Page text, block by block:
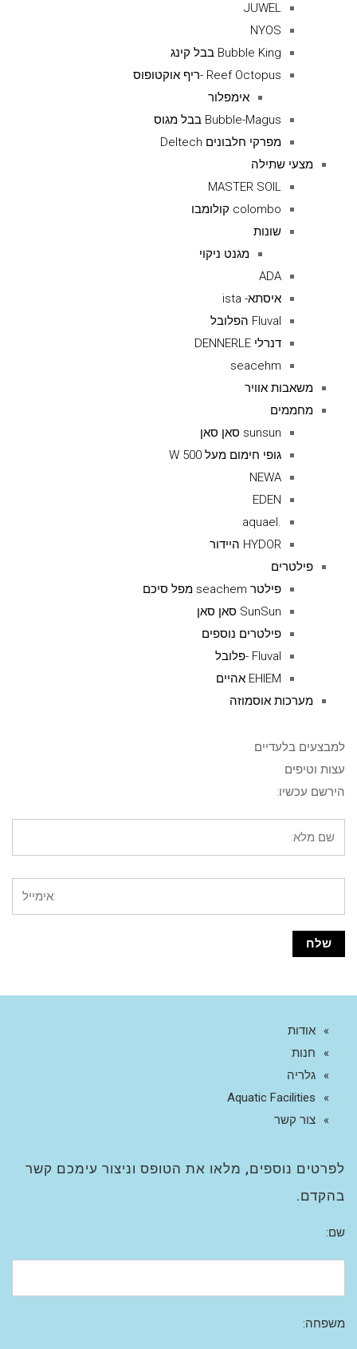
JUWEL
NYOS
Bubble King בבל קינג
Reef Octopus -ריף אוקטופוס
אימפלור
Bubble-Magus בבל מגוס
מפרקי חלבונים Deltech
מצעי שתילה
MASTER SOIL
colombo קולומבו
שונות
מגנט ניקוי
ADA
איסתא- ista
Fluval הפלובל
דנרלי DENNERLE
seacehm
משאבות אוויר
מחממים
sunsun סאן סאן
גופי חימום מעל 500 W
NEWA
EDEN
.aquael
HYDOR היידור
פילטרים
פילטר seachem מפל סיכם
SunSun סאן סאן
פילטרים נוספים
Fluval -פלובל
EHIEM אהיים
מערכות אוסמוזה
למבצעים בלעדיים
עצות וטיפים
הירשם עכשיו:
אודות
חנות
גלריה
Aquatic Facilities
צור קשר
לפרטים נוספים, מלאו את הטופס וניצור עימכם קשר
בהקדם.
שם:
משפחה: